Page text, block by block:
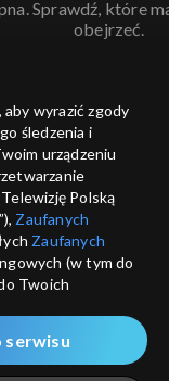
Sprawdź, które
obejrzeć.
wyrazić zgody
śledzenia i
urządzeniu
Polską
Zaufanych
Zaufanych
(w tym do
Twoich
serwisu